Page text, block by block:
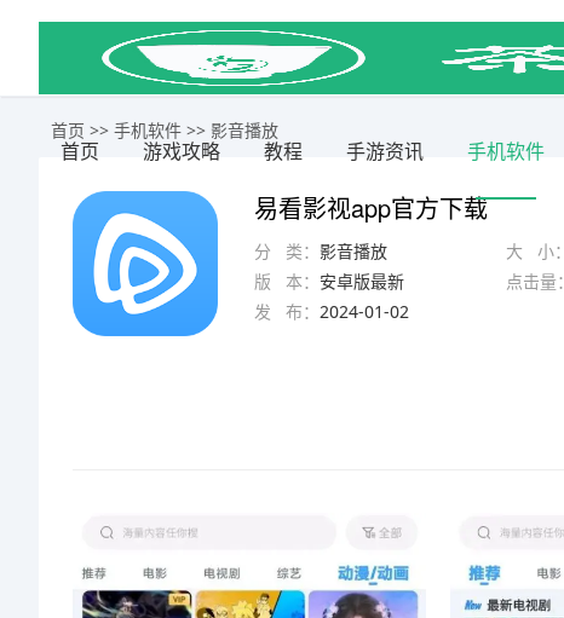
首页 游戏攻略 教程 手游资讯 手机软件
首页 >> 手机软件 >> 影音播放
易看影视app官方下载
分 类： 影音播放 大 小：
版 本： 安卓版最新 点击量：
发 布： 2024-01-02